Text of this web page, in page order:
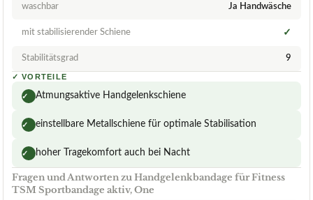
waschbar Ja Handwäsche
mit stabilisierender Schiene ✓
Stabilitätsgrad 9
✓ VORTEILE
✓ Atmungsaktive Handgelenkschiene
✓ einstellbare Metallschiene für optimale Stabilisation
✓ hoher Tragekomfort auch bei Nacht
Fragen und Antworten zu Handgelenkbandage für Fitness
TSM Sportbandage aktiv, One